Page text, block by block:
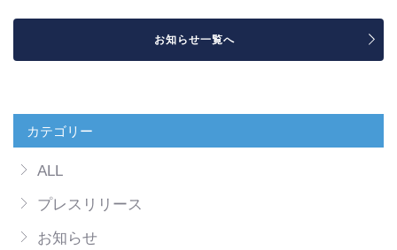
お知らせ一覧へ
カテゴリー
ALL
プレスリリース
お知らせ